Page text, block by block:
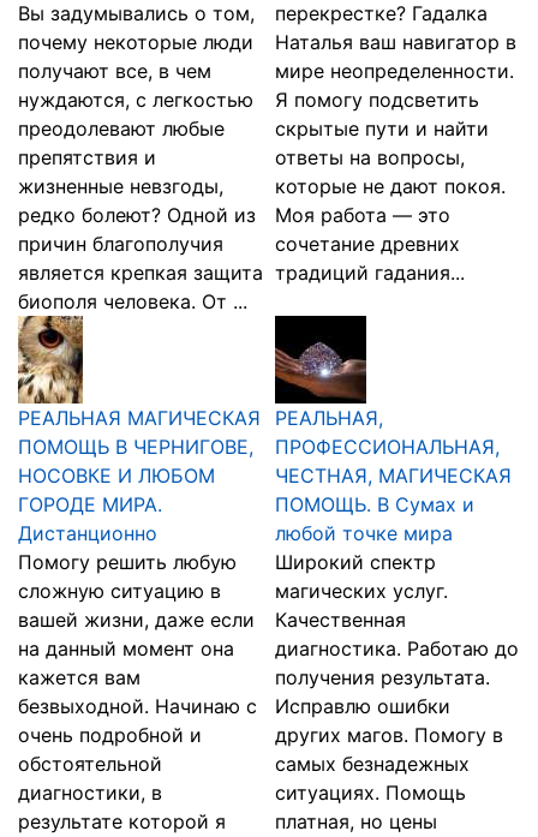
Вы задумывались о том,
почему некоторые люди
получают все, в чем
нуждаются, с легкостью
преодолевают любые
препятствия и
жизненные невзгоды,
редко болеют? Одной из
причин благополучия
является крепкая защита
биополя человека. От ...
перекрестке? Гадалка
Наталья ваш навигатор в
мире неопределенности.
Я помогу подсветить
скрытые пути и найти
ответы на вопросы,
которые не дают покоя.
Моя работа — это
сочетание древних
традиций гадания...
РЕАЛЬНАЯ МАГИЧЕСКАЯ
ПОМОЩЬ В ЧЕРНИГОВЕ,
НОСОВКЕ И ЛЮБОМ
ГОРОДЕ МИРА.
Дистанционно
Помогу решить любую
сложную ситуацию в
вашей жизни, даже если
на данный момент она
кажется вам
безвыходной. Начинаю с
очень подробной и
обстоятельной
диагностики, в
результате которой я
РЕАЛЬНАЯ,
ПРОФЕССИОНАЛЬНАЯ,
ЧЕСТНАЯ, МАГИЧЕСКАЯ
ПОМОЩЬ. В Сумах и
любой точке мира
Широкий спектр
магических услуг.
Качественная
диагностика. Работаю до
получения результата.
Исправлю ошибки
других магов. Помогу в
самых безнадежных
ситуациях. Помощь
платная, но цены